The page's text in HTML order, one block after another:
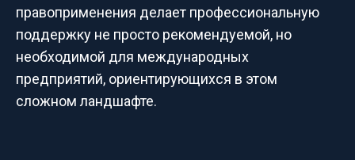
правоприменения делает профессиональную
поддержку не просто рекомендуемой, но
необходимой для международных
предприятий, ориентирующихся в этом
сложном ландшафте.